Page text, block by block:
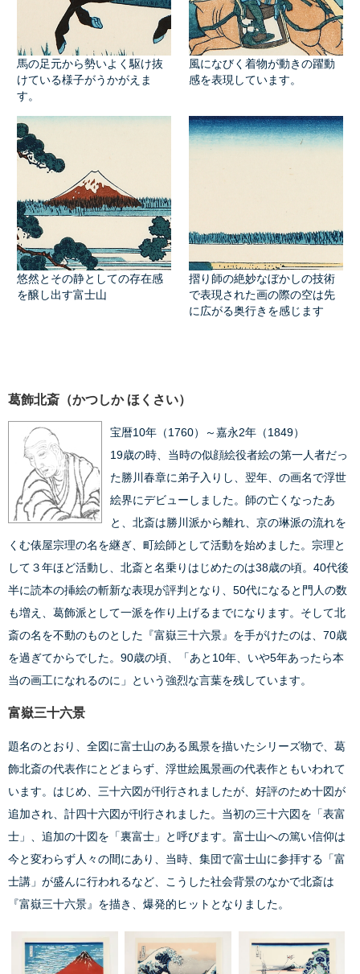
馬の足元から勢いよく駆け抜
けている様子がうかがえま
す。
風になびく着物が動きの躍動
感を表現しています。
悠然とその静としての存在感
を醸し出す富士山
摺り師の絶妙なぼかしの技術
で表現された画の際の空は先
に広がる奥行きを感じます
葛飾北斎（かつしか ほくさい）
宝暦10年（1760）～嘉永2年（1849）
19歳の時、当時の似顔絵役者絵の第一人者だっ
た勝川春章に弟子入りし、翌年、の画名で浮世
絵界にデビューしました。師の亡くなったあ
と、北斎は勝川派から離れ、京の琳派の流れを
くむ俵屋宗理の名を継ぎ、町絵師として活動を始めました。宗理と
して３年ほど活動し、北斎と名乗りはじめたのは38歳の頃。40代後
半に読本の挿絵の斬新な表現が評判となり、50代になると門人の数
も増え、葛飾派として一派を作り上げるまでになります。そして北
斎の名を不動のものとした『富嶽三十六景』を手がけたのは、70歳
を過ぎてからでした。90歳の頃、「あと10年、いや5年あったら本
当の画工になれるのに」という強烈な言葉を残しています。
富嶽三十六景
題名のとおり、全図に富士山のある風景を描いたシリーズ物で、葛
飾北斎の代表作にとどまらず、浮世絵風景画の代表作ともいわれて
います。はじめ、三十六図が刊行されましたが、好評のため十図が
追加され、計四十六図が刊行されました。当初の三十六図を「表富
士」、追加の十図を「裏富士」と呼びます。富士山への篤い信仰は
今と変わらず人々の間にあり、当時、集団で富士山に参拝する「富
士講」が盛んに行われるなど、こうした社会背景のなかで北斎は
『富嶽三十六景』を描き、爆発的ヒットとなりました。